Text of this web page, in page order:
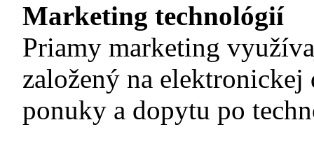
Marketing technológií
Priamy marketing
založený na elektronickej
ponuky a dopytu po